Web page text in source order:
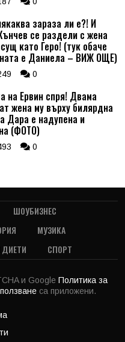
зараза ли е?! И
се раздели с жена
като Геро! (тук обаче
е Даниела – ВИЖ ОЩЕ)
0
на Ервин спря! Двама
жена му върху билярдна
Дара е надупена и
(ФОТО)
0
ШОУБИЗНЕС
МУЗИКА
ДИЕТИ СПОРТ
и Google Политика за
са приложени.